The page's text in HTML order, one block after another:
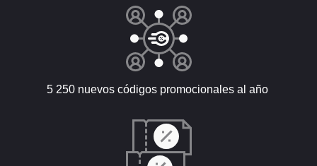
5 250 nuevos códigos promocionales al año